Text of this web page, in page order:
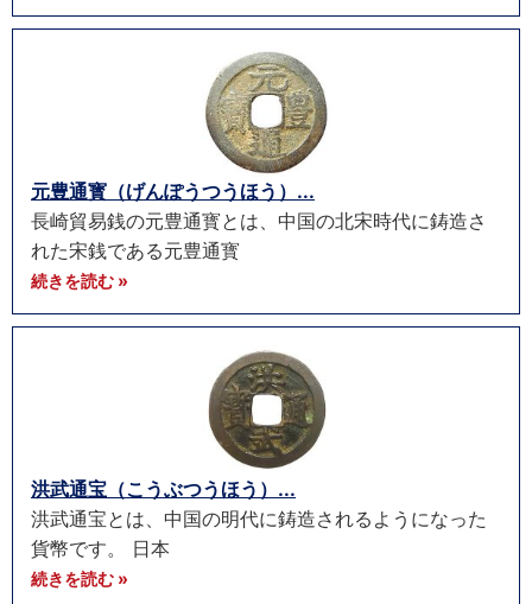
元豊通寳（げんぽうつうほう）...
長崎貿易銭の元豊通寳とは、中国の北宋時代に鋳造さ
れた宋銭である元豊通寳
続きを読む »
洪武通宝（こうぶつうほう）...
洪武通宝とは、中国の明代に鋳造されるようになった
貨幣です。 日本
続きを読む »